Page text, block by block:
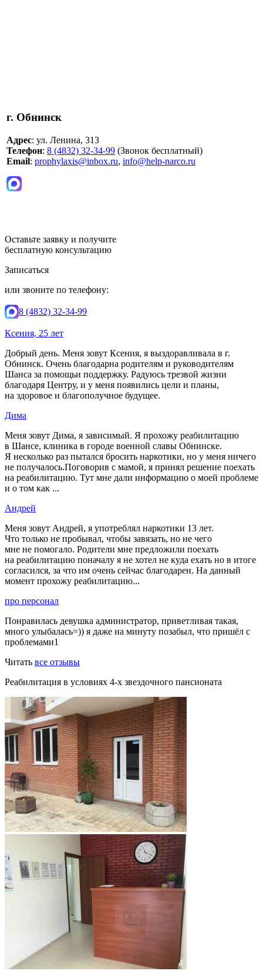
г. Обнинск
Адрес: ул. Ленина, 313
Телефон: 8 (4832) 32-34-99 (Звонок бесплатный)
Email: prophylaxis@inbox.ru, info@help-narco.ru
Оставьте заявку и получите
бесплатную консультацию
Записаться
или звоните по телефону:
8 (4832) 32-34-99
Ксения, 25 лет
Добрый день. Меня зовут Ксения, я выздоравливала в г.
Обнинск. Очень благодарна родителям и руководителям
Шанса за помощьи поддержку. Радуюсь трезвой жизни
благодаря Центру, и у меня появились цели и планы,
на здоровое и благополучное будущее.
Дима
Меня зовут Дима, я зависимый. Я прохожу реабилитацию
в Шансе, клиника в городе военной славы Обнинске.
Я несколько раз пытался бросить наркотики, но у меня ничего
не получалось.Поговорив с мамой, я принял решение поехать
на реабилитацию. Тут мне дали информацию о моей проблеме
и о том как ...
Андрей
Меня зовут Андрей, я употреблял наркотики 13 лет.
Что только не пробывал, чтобы завязать, но не чего
мне не помогало. Родители мне предложили поехать
на реабилитацию поначалу я не хотел не куда ехать но в итоге
согласился, за что им очень сейчас благодарен. На данный
момент прохожу реабилитацию...
про персонал
Понравилась девушка администратор, приветливая такая,
много улыбалась=)) я даже на минуту позабыл, что пришёл с
проблемами1
Читать все отзывы
Реабилитация в условиях 4-х звездочного пансионата